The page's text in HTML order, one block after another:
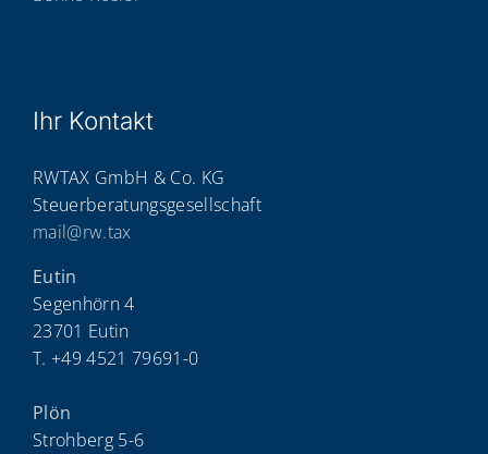
Ihr Kon­takt
RWTAX GmbH & Co. KG
Steuerberatungsgesellschaft
mail@rw.tax
Eutin
Segenhörn 4
23701 Eutin
T. +49 4521 79691-0
Plön
Strohberg 5-6